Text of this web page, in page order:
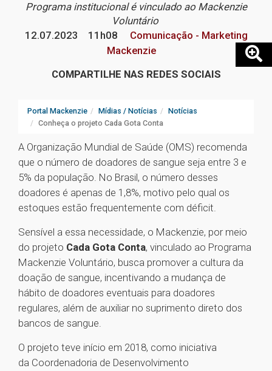
Programa institucional é vinculado ao Mackenzie
Voluntário
12.07.2023
11h08
Comunicação - Marketing
Mackenzie
COMPARTILHE NAS REDES SOCIAIS
Portal Mackenzie Mídias / Notícias
Notícias
Conheça o projeto Cada Gota Conta
A Organização Mundial de Saúde (OMS) recomenda
que o número de doadores de sangue seja entre 3 e
5% da população. No Brasil, o número desses
doadores é apenas de 1,8%, motivo pelo qual os
estoques estão frequentemente com déficit.
Sensível a essa necessidade, o Mackenzie, por meio
do projeto Cada Gota Conta, vinculado ao Programa
Mackenzie Voluntário, busca promover a cultura da
doação de sangue, incentivando a mudança de
hábito de doadores eventuais para doadores
regulares, além de auxiliar no suprimento direto dos
bancos de sangue.
O projeto teve início em 2018, como iniciativa
da Coordenadoria de Desenvolvimento